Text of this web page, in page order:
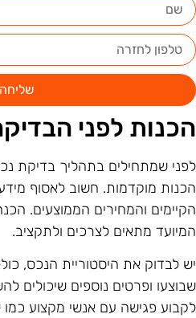
שליחה
לפני
שמתחילים בתהליך בדיקת
מוקדמות. חשוב לאסוף
והמחירים הממוצעים.
מתאים לצרכים ולתקציב.
לבדוק את היסטוריית הנכס,
ופרטים נוספים שיכולים
פגישה עם אנשי מקצוע כמו